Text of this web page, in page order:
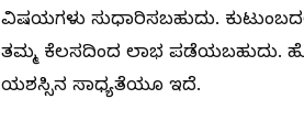
ವಿಷಯಗಳು ಸುಧಾರಿಸಬಹುದು.
ತಮ್ಮ ಕೆಲಸದಿಂದ ಲಾಭ ಪಡೆಯಬಹುದು.
ಯಶಸ್ಸಿನ ಸಾಧ್ಯತೆಯೂ ಇದೆ.